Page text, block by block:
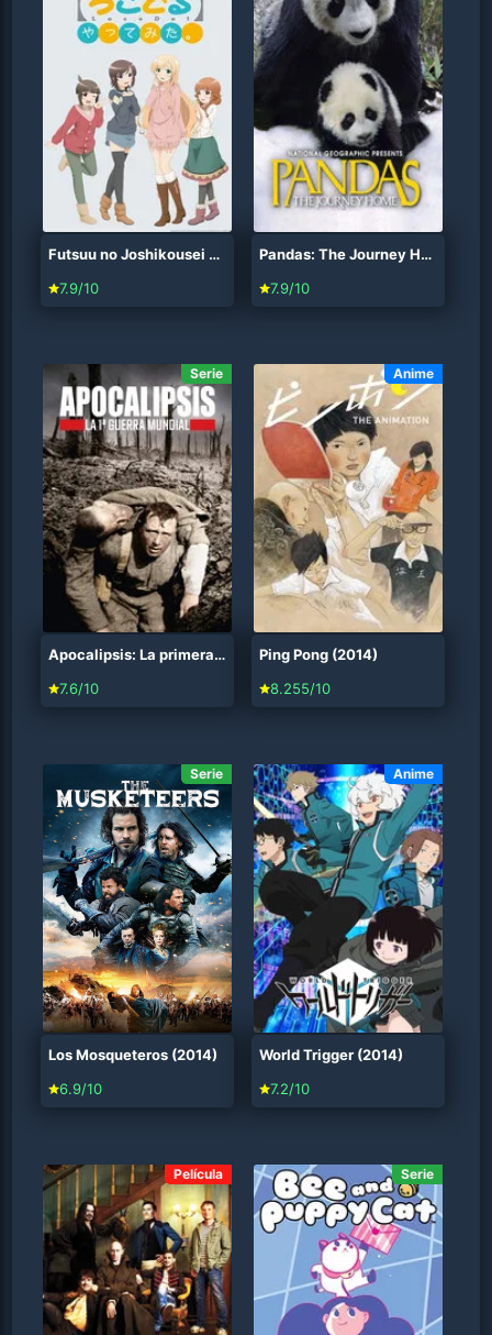
Futsuu no Joshikousei ga [Locodol] Yatte Mita. (2014)
7.9/10
Pandas: The Journey Home (2014)
7.9/10
Serie
Apocalipsis: La primera guerra mundial (2014)
7.6/10
Anime
Ping Pong (2014)
8.255/10
Serie
Los Mosqueteros (2014)
6.9/10
Anime
World Trigger (2014)
7.2/10
Película Serie